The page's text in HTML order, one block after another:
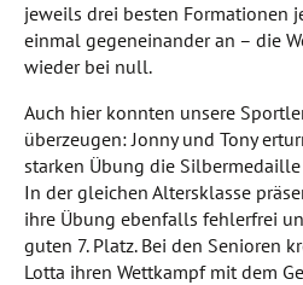
jeweils drei besten Formationen
einmal gegeneinander an – die
wieder bei null.
Auch hier konnten unsere
überzeugen: Jonny und Tony
starken Übung die
In der gleichen Altersklasse
ihre Übung ebenfalls fehlerfrei
guten 7. Platz. Bei den Senioren
Lotta ihren Wettkampf mit dem